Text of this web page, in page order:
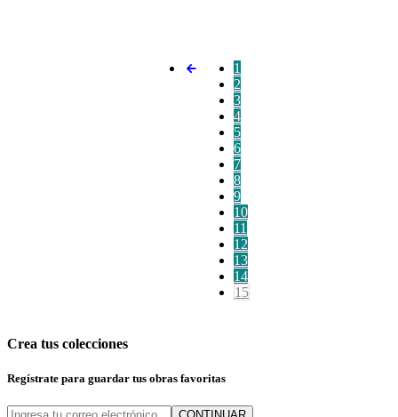
1
2
3
4
5
6
7
8
9
10
11
12
13
14
15
Crea tus colecciones
Regístrate para guardar tus obras favoritas